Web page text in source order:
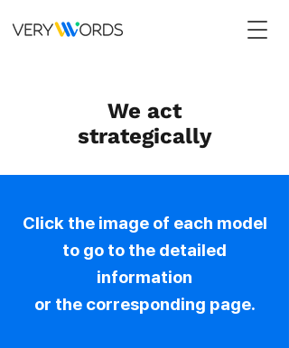
We act
strategically
​Click the image of each model
to go to the detailed
information
or the corresponding page.